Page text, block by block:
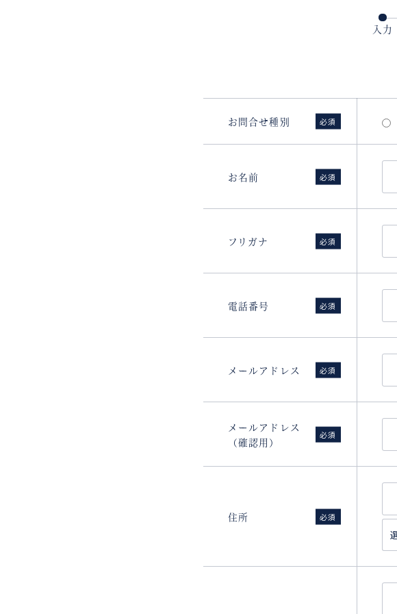
入力
お問合せ種別 必須
お名前 必須
フリガナ 必須
電話番号 必須
メールアドレス 必須
メールアドレス
（確認用）
必須
住所 必須